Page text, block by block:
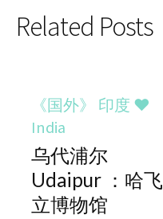
Related Posts
《国外》 印度 ♥
India
乌代浦尔
Udaipur ：哈飞
立博物馆